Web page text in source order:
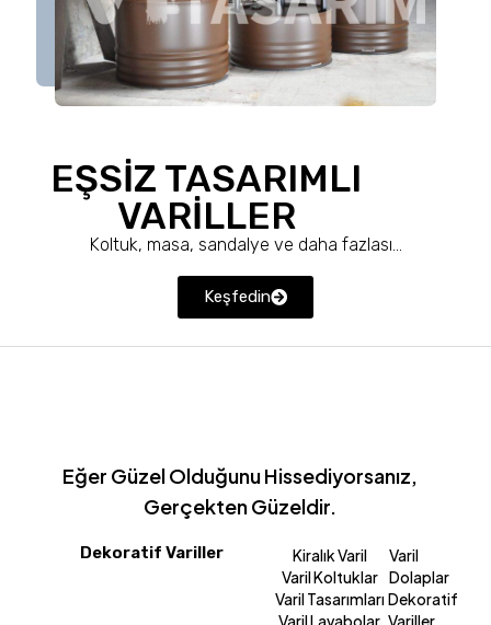
EŞSİZ TASARIMLI
VARİLLER
Koltuk, masa, sandalye ve daha fazlası…
Keşfedin
Eğer Güzel Olduğunu Hissediyorsanız,
Gerçekten Güzeldir.
Dekoratif Variller
Kiralık Varil
Varil Koltuklar
Varil Tasarımları
Varil Lavabolar
Varil
Dolaplar
Dekoratif
Variller